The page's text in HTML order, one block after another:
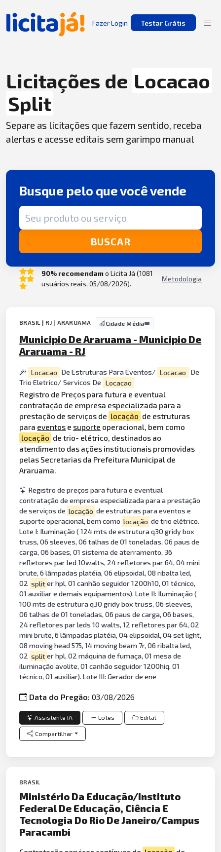
Fazer Login Testar Grátis
Licitações de Locacao
Split
Separe as licitações que fazem sentido, receba
alertas e acesse editais sem garimpo manual
Busque pelo que você vende
Termo de busca
BUSCAR
90% recomendamo Licita Já (1081
usuários reais, 05/08/2026).
Metodologia
BRASIL | RJ | ARARUAMA Cidade Média
Municipio De Araruama - Municipio De
Araruama - RJ
Locacao De Estruturas Para Eventos/ Locacao
De
Trio Eletrico/ Servicos De Locacao
Registro de Preços para futura e eventual
contratação de empresa especializada para a
prestação de serviços de locação de estruturas
para eventos e suporte operacional, bem como
locação de trio- elétrico, destinados ao
atendimento das ações institucionais promovidas
pelas Secretarias da Prefeitura Municipal de
Araruama.
Registro de preços para futura e eventual
contratação de empresa especializada para a prestação
de serviços de locação de estruturas para eventos e
suporte operacional, bem como locação de trio elétrico.
Lote I: Iluminação ( 124 mts de estrutura q30 gridy box
truss, 06 sleeves, 06 talhas de 01 toneladas, 06 paus de
carga, 06 bases, 01 sistema de aterramento, 36
refletores par led 10walts, 24 refletores par 64, 04 mini
brute, 6 lâmpadas platéia, 06 elipsoidal, 08 ribalta led,
02 spliter hpl, 01 canhão seguidor 1200h10, 01 técnico,
01 auxiliar e demais equipamentos). Lote II: Iluminação (
100 mts de estrutura q30 gridy box truss, 06 sleeves,
06 talhas de 01 toneladas, 06 paus de carga, 06 bases,
24 refletores par leds 10 walts, 12 refletores par 64, 02
mini brute, 6 lâmpadas platéia, 04 elipsoidal, 04 set light,
08 moving head 575, 14 moving beam 7r, 06 ribalta led,
02 spliter hpl, 02 máquina de fumaça, 01 mesa de
iluminação avolite, 01 canhão seguidor 1200hiq, 01
técnico, 01 auxiliar). Lote III: Gerador de ene
Data do Pregão:03/08/2026
Assistente IA Lotes Edital
Compartilhar
BRASIL
Ministério Da Educação/Instituto
Federal De Educação, Ciência E
Tecnologia Do Rio De Janeiro/Campus
Paracambi